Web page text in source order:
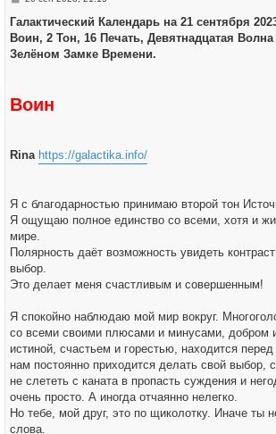
о
щ
е
Галактический Календарь на 21 сентября
Воин, 2 Тон, 16 Печать, Девятнадцатая
Зелёном Замке Времени.
Воин
Rina https://galactika.info/
Я с благодарностью принимаю второй тон
Я ощущаю полное единство со всеми, хотя и
мире.
Полярность даёт возможность увидеть
выбор.
Это делает меня счастливым и совершенным!
Я спокойно наблюдаю мой мир вокруг.
со всеми своими плюсами и минусами, добром
истиной, счастьем и горестью, находится
нам постоянно приходится делать свой выбор,
не слететь с каната в пропасть суждения и
очень просто. А иногда отчаянно нелегко.
Но тебе, мой друг, это по щиколотку. Иначе ты
слова.